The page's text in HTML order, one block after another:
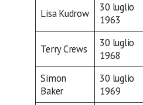
Lisa Kudrow
30 luglio
1963
Terry Crews
30 luglio
1968
Simon
Baker
30 luglio
1969